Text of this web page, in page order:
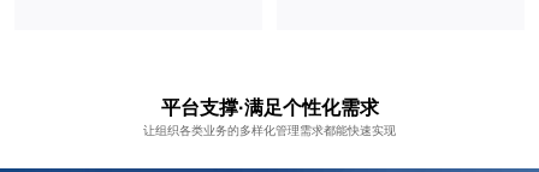
平台支撑·满足个性化需求
让组织各类业务的多样化管理需求都能快速实现